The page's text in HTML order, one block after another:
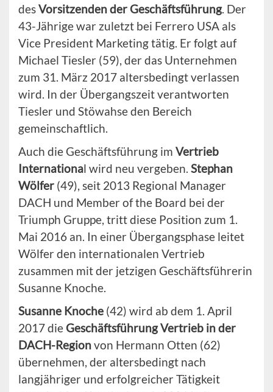
desVorsitzenden der Geschäftsführung. Der
43-Jährige war zuletzt bei Ferrero USA als
Vice President Marketing tätig. Er folgt auf
Michael Tiesler (59), der das Unternehmen
zum 31. März 2017 altersbedingt verlassen
wird. In der Übergangszeit verantworten
Tiesler und Stöwahse den Bereich
gemeinschaftlich.
Auch die Geschäftsführung im Vertrieb
International wird neu vergeben. Stephan
Wölfer (49), seit 2013 Regional Manager
DACH und Member of the Board bei der
Triumph Gruppe, tritt diese Position zum 1.
Mai 2016 an. In einer Übergangsphase leitet
Wölfer den internationalen Vertrieb
zusammen mit der jetzigen Geschäftsführerin
Susanne Knoche.
Susanne Knoche (42) wird ab dem 1. April
2017 die Geschäftsführung Vertrieb in der
DACH-Regionvon Hermann Otten (62)
übernehmen, der altersbedingt nach
langjähriger und erfolgreicher Tätigkeit